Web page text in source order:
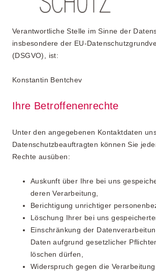
Verantwortliche Stelle im Sinne der
insbesondere der EU-
(DSGVO), ist:
Konstantin Bentchev
Ihre Betroffenenrechte
Unter den angegebenen Kontaktdaten
Datenschutzbeauftragten können Sie
Rechte ausüben:
Auskunft über Ihre bei uns
deren Verarbeitung,
Berichtigung unrichtiger
Löschung Ihrer bei uns
Einschränkung der
Daten aufgrund gesetzlicher
löschen dürfen,
Widerspruch gegen die